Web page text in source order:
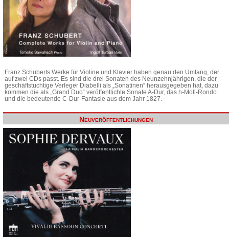
Franz Schuberts Werke für Violine und Klavier haben genau den Umfang, der
auf zwei CDs passt. Es sind die drei Sonaten des Neunzehnjährigen, die der
geschäftstüchtige Verleger Diabelli als „Sonatinen“ herausgegeben hat, dazu
kommen die als „Grand Duo“ veröffentlichte Sonate A-Dur, das h-Moll-Rondo
und die bedeutende C-Dur-Fantasie aus dem Jahr 1827.
Neuveröffentlichungen